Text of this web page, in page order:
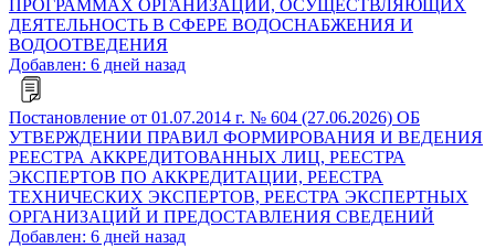
ПРОГРАММАХ ОРГАНИЗАЦИЙ, ОСУЩЕСТВЛЯЮЩИХ
ДЕЯТЕЛЬНОСТЬ В СФЕРЕ ВОДОСНАБЖЕНИЯ И
ВОДООТВЕДЕНИЯ
Добавлен: 6 дней назад
Постановление от 01.07.2014 г. № 604 (27.06.2026) ОБ
УТВЕРЖДЕНИИ ПРАВИЛ ФОРМИРОВАНИЯ И ВЕДЕНИЯ
РЕЕСТРА АККРЕДИТОВАННЫХ ЛИЦ, РЕЕСТРА
ЭКСПЕРТОВ ПО АККРЕДИТАЦИИ, РЕЕСТРА
ТЕХНИЧЕСКИХ ЭКСПЕРТОВ, РЕЕСТРА ЭКСПЕРТНЫХ
ОРГАНИЗАЦИЙ И ПРЕДОСТАВЛЕНИЯ СВЕДЕНИЙ
Добавлен: 6 дней назад